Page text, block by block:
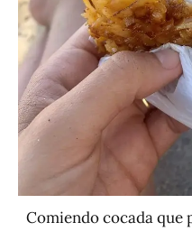
Comiendo cocada que